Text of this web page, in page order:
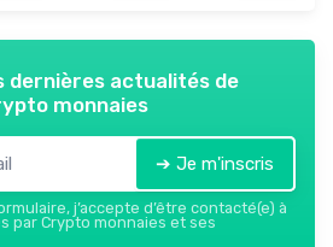
dernières actualités de
monnaies
➔ Je m'inscris
j’accepte d’être contacté(e) à
par Crypto monnaies et ses